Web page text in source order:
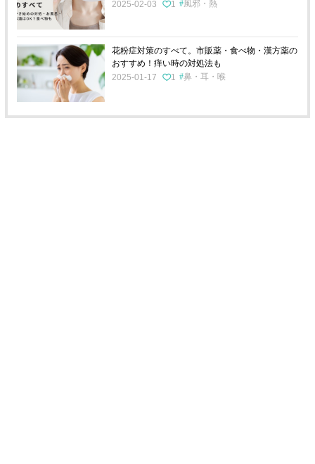
2025-02-03 1 風邪・熱
花粉症対策のすべて。市販薬・食べ物・漢方薬の
おすすめ！痒い時の対処法も
2025-01-17
1 鼻・耳・喉